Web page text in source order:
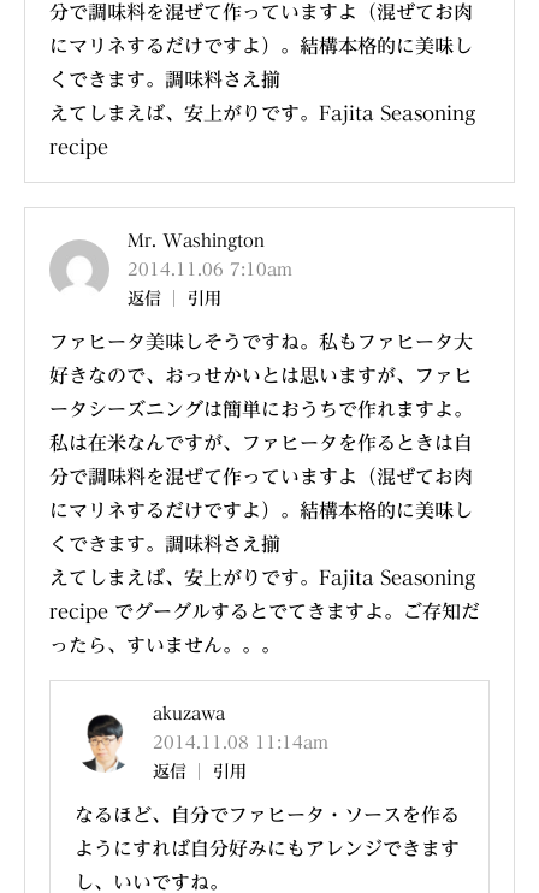
分で調味料を混ぜて作っていますよ（混ぜてお肉
にマリネするだけですよ）。結構本格的に美味し
くできます。調味料さえ揃
えてしまえば、安上がりです。Fajita Seasoning
recipe
Mr. Washington
2014.11.06 7:10am
返信
引用
ファヒータ美味しそうですね。私もファヒータ大
好きなので、おっせかいとは思いますが、ファヒ
ータシーズニングは簡単におうちで作れますよ。
私は在米なんですが、ファヒータを作るときは自
分で調味料を混ぜて作っていますよ（混ぜてお肉
にマリネするだけですよ）。結構本格的に美味し
くできます。調味料さえ揃
えてしまえば、安上がりです。Fajita Seasoning
recipe でグーグルするとでてきますよ。ご存知だ
ったら、すいません。。。
akuzawa
2014.11.08 11:14am
返信
引用
なるほど、自分でファヒータ・ソースを作る
ようにすれば自分好みにもアレンジできます
し、いいですね。